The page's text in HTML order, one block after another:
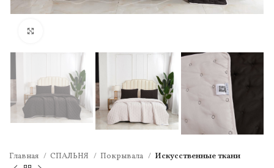
Главная СПАЛЬНЯ Покрывала Искусственные ткани